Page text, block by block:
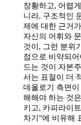
장황하고, 어렵
니라, 구조적인
제에 대한 근거
자신의 어휘와
것이, 그런 분위
점으로 비약되
드는 것이 자본
서는 표절이 더
데올로기 측면이
해해야 하는 것
키고, 카피라이
차기”에 비유해